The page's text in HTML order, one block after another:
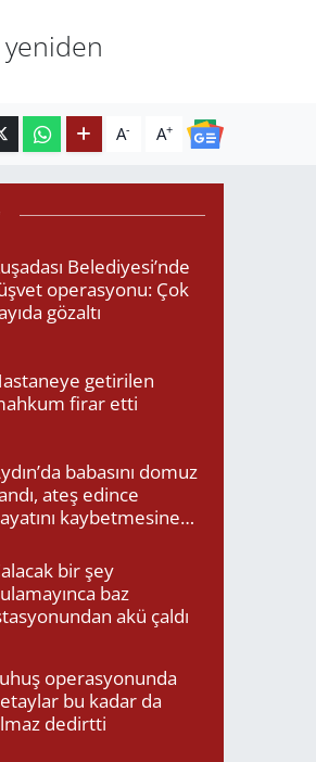
A- A+
Belediyesi’nde
operasyonu: Çok
gözaltı
getirilen
firar etti
babasını domuz
ateş edince
kaybetmesine
bir şey
baz
akü çaldı
operasyonunda
bu kadar da
dedirtti